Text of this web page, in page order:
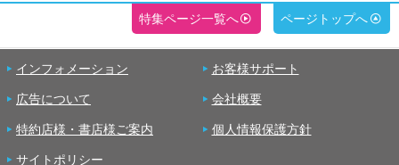
特集ページ一覧へ ページトップへ
インフォメーション お客様サポート
広告について 会社概要
特約店様・書店様ご案内 個人情報保護方針
サイトポリシー